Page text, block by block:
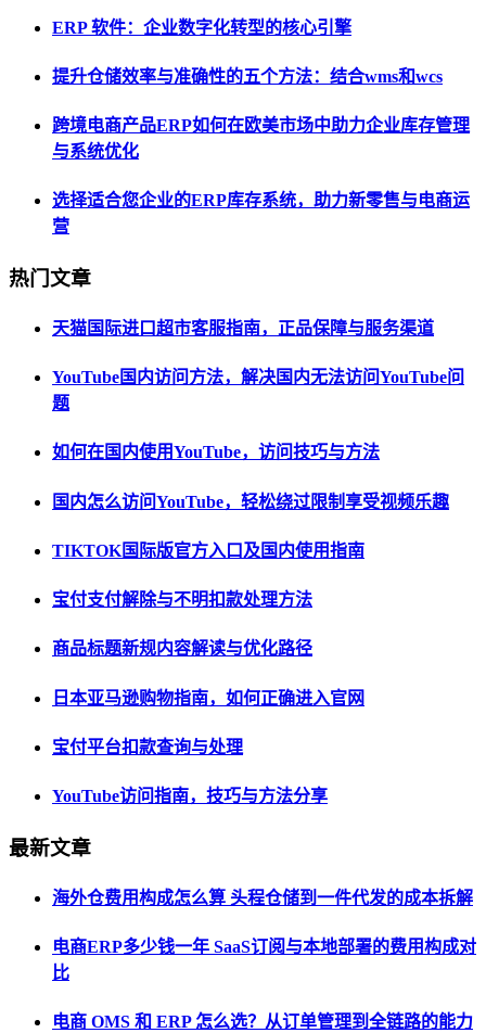
ERP 软件：企业数字化转型的核心引擎
提升仓储效率与准确性的五个方法：结合wms和wcs
跨境电商产品ERP如何在欧美市场中助力企业库存管理
与系统优化
选择适合您企业的ERP库存系统，助力新零售与电商运
营
热门文章
天猫国际进口超市客服指南，正品保障与服务渠道
YouTube国内访问方法，解决国内无法访问YouTube问
题
如何在国内使用YouTube，访问技巧与方法
国内怎么访问YouTube，轻松绕过限制享受视频乐趣
TIKTOK国际版官方入口及国内使用指南
宝付支付解除与不明扣款处理方法
商品标题新规内容解读与优化路径
日本亚马逊购物指南，如何正确进入官网
宝付平台扣款查询与处理
YouTube访问指南，技巧与方法分享
最新文章
海外仓费用构成怎么算 头程仓储到一件代发的成本拆解
电商ERP多少钱一年 SaaS订阅与本地部署的费用构成对
比
电商 OMS 和 ERP 怎么选？从订单管理到全链路的能力